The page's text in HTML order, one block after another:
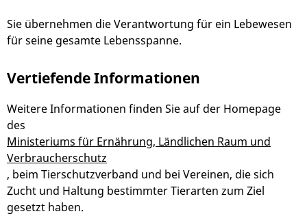
Sie übernehmen die Verantwortung für ein Lebewesen
für seine gesamte Lebensspanne.
Vertiefende Informationen
Weitere Informationen finden Sie auf der Homepage
des
Ministeriums für Ernährung, Ländlichen Raum und
Verbraucherschutz
, beim Tierschutzverband und bei Vereinen, die sich
Zucht und Haltung bestimmter Tierarten zum Ziel
gesetzt haben.